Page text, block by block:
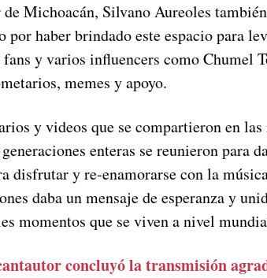
Michoacán, Silvano Aureoles
por haber brindado este espacio para
y varios influencers como Chumel
memes y apoyo.
y videos que se compartieron en
enteras se reunieron para
disfrutar y re-enamorarse con la
daba un mensaje de esperanza y
momentos que se viven a nivel
concluyó la transmisión